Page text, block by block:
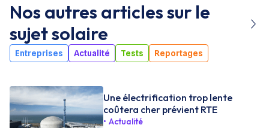
Nos autres articles sur le
sujetsolaire
Entreprises Actualité Tests Reportages
Une électrification trop lente
coûtera cher prévient RTE
Actualité